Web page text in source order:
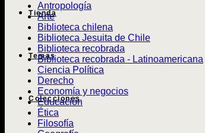
Tienda
Temas
Colecciones
Antropología
Arte
Biblioteca chilena
Biblioteca Jesuita de Chile
Biblioteca recobrada
Biblioteca recobrada - Latinoamericana
Ciencia Política
Derecho
Economía y negocios
Educación
Ética
Filosofía